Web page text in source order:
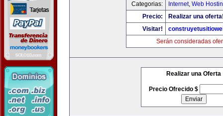
Categorias:
Internet, Web
Precio:
Realizar una
Visitar!
Serán consideradas
Realizar una Oferta
Precio Ofrecido $